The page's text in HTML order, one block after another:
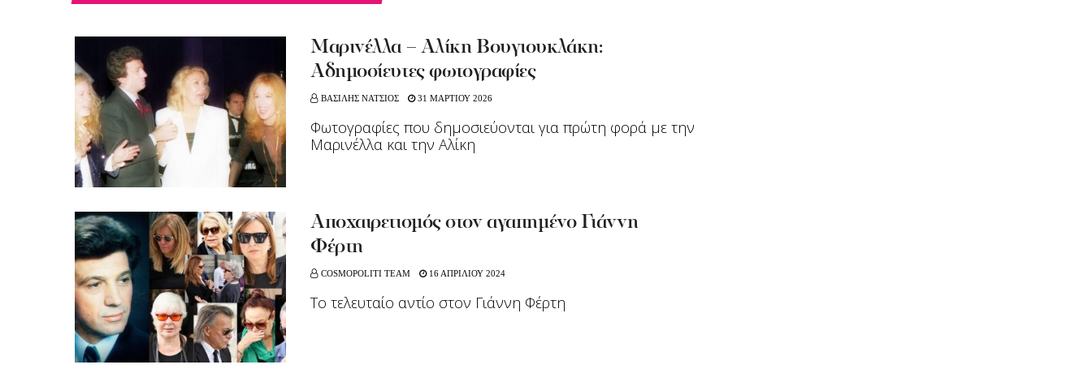
Μαρινέλλα – Αλίκη Βουγιουκλάκη:
Αδημοσίευτες φωτογραφίες
ΒΑΣΙΛΗΣ ΝΑΤΣΙΟΣ 31 ΜΑΡΤΙΟΥ 2026
Φωτογραφίες που δημοσιεύονται για πρώτη φορά με την
Μαρινέλλα και την Αλίκη
Αποχαιρετισμός στον αγαπημένο Γιάννη
Φέρτη
COSMOPOLITI TEAM 16 ΑΠΡΙΛΙΟΥ 2024
Το τελευταίο αντίο στον Γιάννη Φέρτη